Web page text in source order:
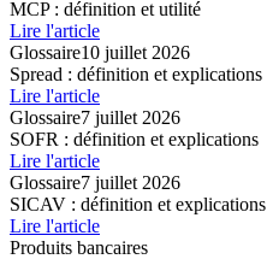
MCP : définition et utilité
Lire l'article
Glossaire10 juillet 2026
Spread : définition et explications
Lire l'article
Glossaire7 juillet 2026
SOFR : définition et explications
Lire l'article
Glossaire7 juillet 2026
SICAV : définition et explications
Lire l'article
Produits bancaires